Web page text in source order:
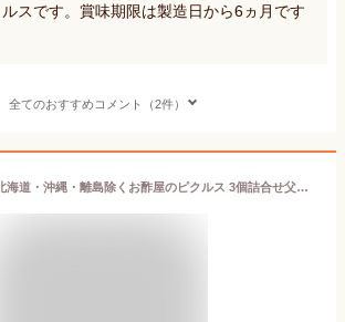
スです。賞味期限は製造日から6ヵ月です
全てのおすすめコメント（2件）
送料無料 ※北海道・沖縄・離島除くお酢屋のピクルス 3個詰合せ父の日 お中元 健康 ギフト プレゼント 花以外 早割 早期割引 誕生日 内祝 お返し 内祝い 出産内祝 ピクルス